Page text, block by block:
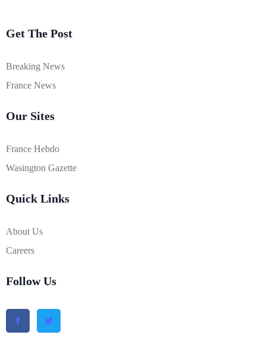
Get The Post
Breaking News
France News
Our Sites
France Hebdo
Wasington Gazette
Quick Links
About Us
Careers
Follow Us